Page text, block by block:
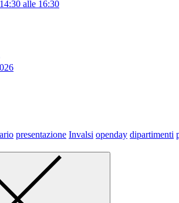
alle 16:30
presentazione Invalsi openday dipartimenti